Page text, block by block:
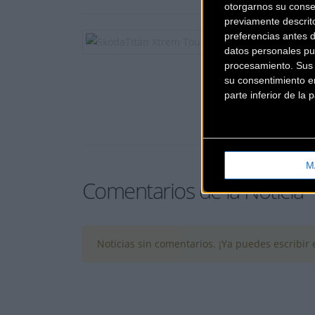
otorgarnos su
previamente
preferencias antes
datos personales
procesamiento.
su consentimiento
parte inferior de la
Comentarios de la Noticia
Noticias sin comentarios. ¡Ya puedes escribir